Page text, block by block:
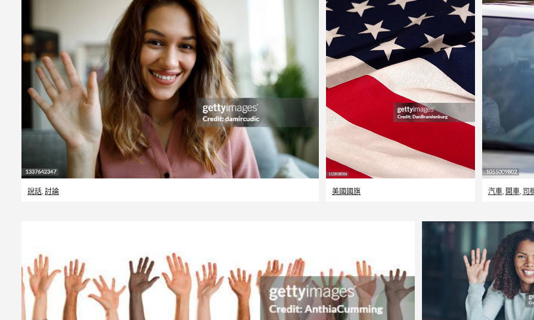
說話, 討論 美國國旗 汽車, 開車, 司